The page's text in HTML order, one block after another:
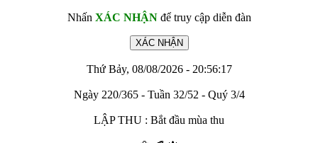
Nhấn XÁC NHẬNđể truy cập diễn đàn
Thứ Bảy, 08/08/2026 - 20:56:17
Ngày 220/365 - Tuần 32/52 - Quý 3/4
LẬP THU : Bắt đầu mùa thu